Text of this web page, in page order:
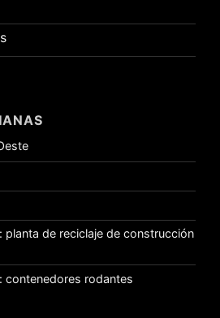
planta de reciclaje de construcción
contenedores rodantes